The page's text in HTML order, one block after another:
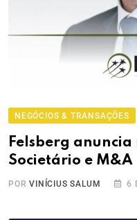
NEGÓCIOS & TRANSAÇÕES
Felsberg anuncia
Societário e M&A
PORVINÍCIUS SALUM 6